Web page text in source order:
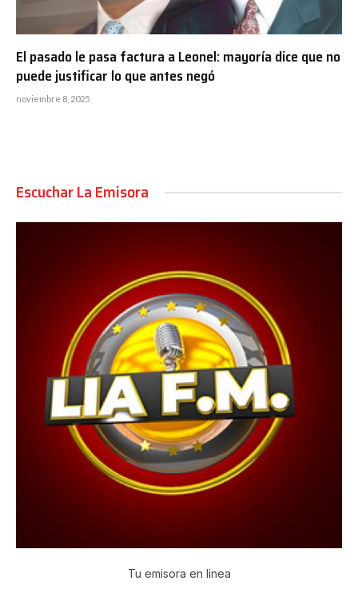
El pasado le pasa factura a Leonel: mayoría dice que no
puede justificar lo que antes negó
noviembre 8, 2025
Escuchar La Emisora
Tu emisora en linea